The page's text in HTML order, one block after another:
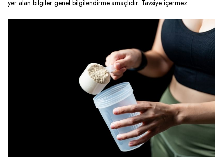
yer alan bilgiler genel bilgilendirme amaçlıdır. Tavsiye içermez.